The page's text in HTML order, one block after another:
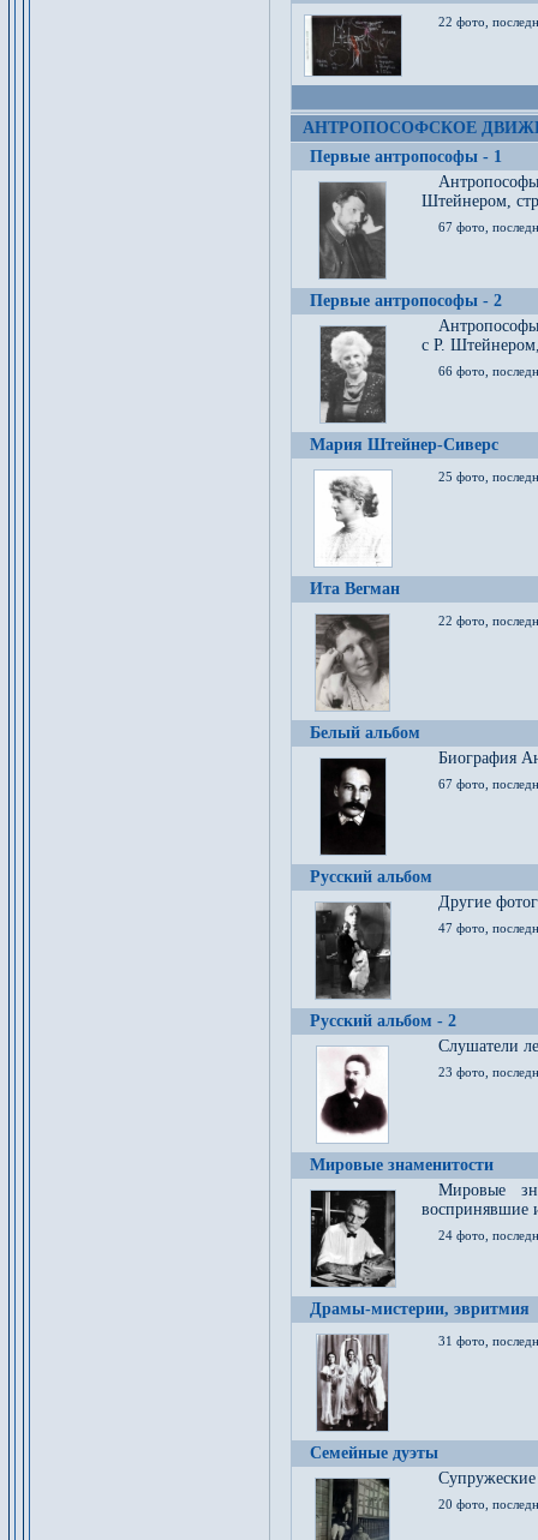
22 фото,
АНТРОПОСОФСКОЕ
Первые антропософы - 1
Штейнером,
67 фото,
Первые антропософы - 2
с Р.
66 фото,
Мария Штейнер-Сиверс
25 фото,
Ита Вегман
22 фото,
Белый альбом
Биография
67 фото,
Русский альбом
Другие
47 фото,
Русский альбом - 2
Cлушатели
23 фото,
Мировые знаменитости
Мировые
воспринявшие
24 фото,
Драмы-мистерии, эвритмия
31 фото,
Семейные дуэты
20 фото,